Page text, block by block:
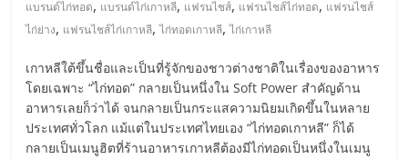
มอี
ไทย,
SMEs,
แบรนด์ไก่ทอด, แบรนด์ไก่เกาหลี, แฟรนไชส์, แฟรนไชส์ไก่ทอด, แฟรนไชส์
ไก่ย่าง, แฟรนไชส์ไก่เกาหลี,ไก่ทอดเกาหลี,ไก่เกาหลี
เกาหลีใต้ขึ้นชื่อและเป็นที่รู้จักของชาวต่างชาติในเรื่องของอาหาร
โดยเฉพาะ “ไก่ทอด” กลายเป็นหนึ่งใน Soft Power สำคัญด้าน
อาหารเลยก็ว่าได้ จนกลายเป็นกระแสความนิยมเกิดขึ้นในหลาย
ประเทศทั่วโลก แม้แต่ในประเทศไทยเอง “ไก่ทอดเกาหลี” ก็ได้
กลายเป็นเมนูฮิตที่ร้านอาหารเกาหลีต้องมีไก่ทอดเป็นหนึ่งในเมนู